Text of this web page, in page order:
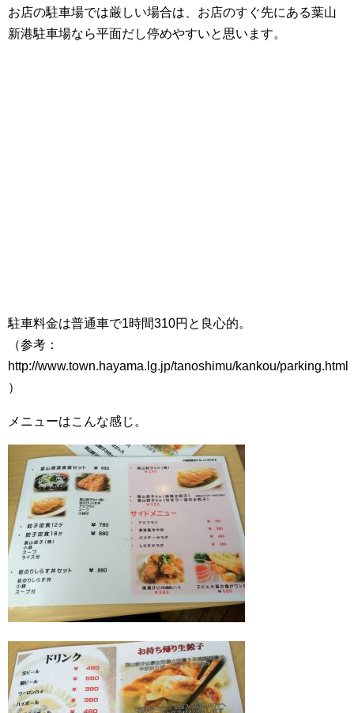
お店の駐車場では厳しい場合は、お店のすぐ先にある葉山
新港駐車場なら平面だし停めやすいと思います。
駐車料金は普通車で1時間310円と良心的。
（参考：
http://www.town.hayama.lg.jp/tanoshimu/kankou/parking.html
）
メニューはこんな感じ。